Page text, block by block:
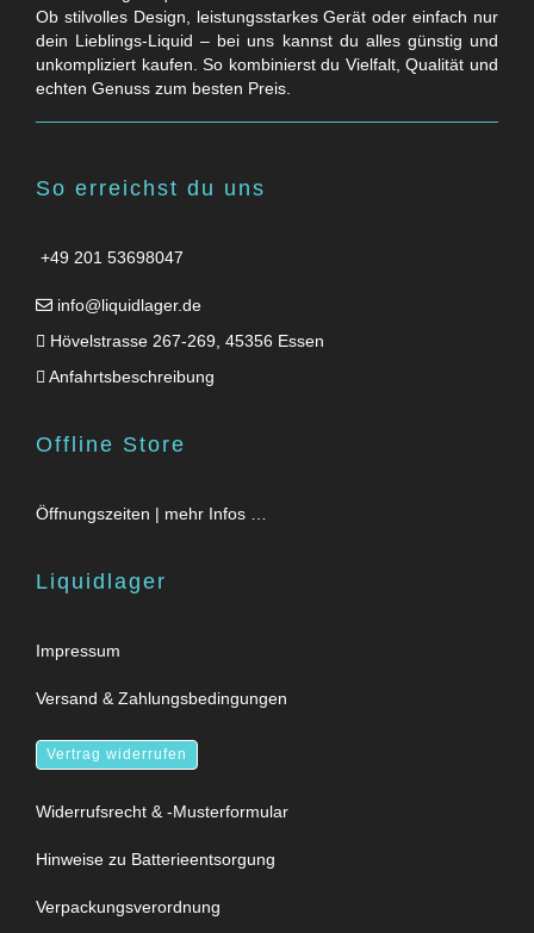
Ob stilvolles Design, leistungsstarkes Gerät oder einfach nur
dein Lieblings-Liquid – bei uns kannst du alles günstig und
unkompliziert kaufen. So kombinierst du Vielfalt, Qualität und
echten Genuss zum besten Preis.
So erreichst du uns
+49 201 53698047
info@liquidlager.de
Hövelstrasse 267-269, 45356 Essen
Anfahrtsbeschreibung
Offline Store
Öffnungszeiten | mehr Infos …
Liquidlager
Impressum
Versand & Zahlungsbedingungen
Vertrag widerrufen
Widerrufsrecht & -Musterformular
Hinweise zu Batterieentsorgung
Verpackungsverordnung